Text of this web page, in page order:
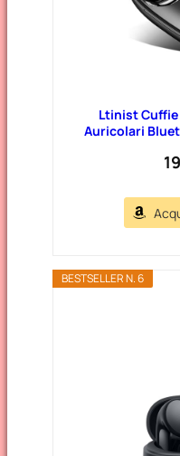
Ltinist
Auricolari
BESTSELLER N. 6